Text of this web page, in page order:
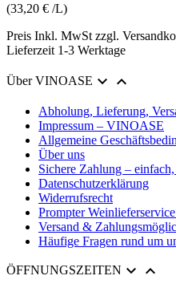
(33,20 € /L)
Preis Inkl. MwSt zzgl.
Lieferzeit 1-3 Werktage
Über VINOASE  
Abholung, Lieferung,
Impressum – VINOASE
Allgemeine
Über uns
Sichere Zahlung –
Datenschutzerklärung
Widerrufsrecht
Prompter
Versand &
Häufige Fragen rund um
ÖFFNUNGSZEITEN  